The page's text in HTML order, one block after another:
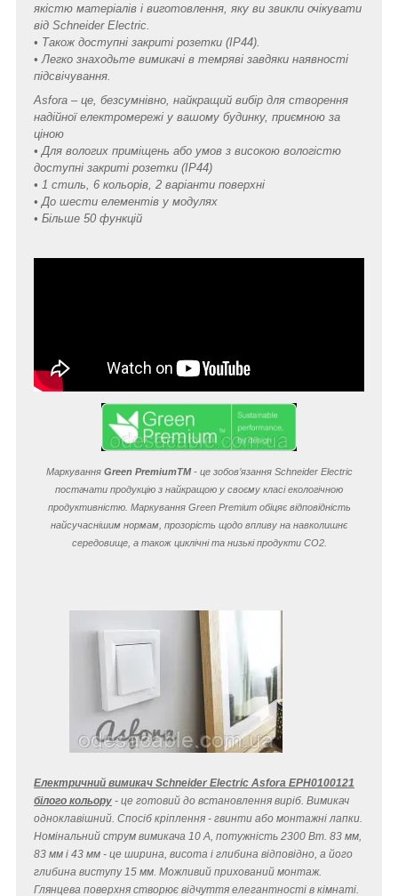
якістю матеріалів і виготовлення, яку ви звикли очікувати
від Schneider Electric.
• Також доступні закриті розетки (IP44).
• Легко знаходьте вимикачі в темряві завдяки наявності
підсвічування.
Asfora – це, безсумнівно, найкращий вибір для створення
надійної електромережі у вашому будинку, приємною за
ціною
• Для вологих приміщень або умов з високою вологістю
доступні закриті розетки (IP44)
• 1 стиль, 6 кольорів, 2 варіанти поверхні
• До шести елементів у модулях
• Більше 50 функцій
Маркування Green PremiumTM- це зобов’язання Schneider Electric
постачати продукцію з найкращою у своєму класі екологічною
продуктивністю. Маркування Green Premium обіцяє відповідність
найсучаснішим нормам, прозорість щодо впливу на навколишнє
середовище, а також циклічні та низькі продукти CO2.
Електричний вимикач Schneider Electric Asfora EPH0100121
білого кольору - це готовий до встановлення виріб. Вимикач
одноклавішний. Спосіб кріплення - гвинти або монтажні лапки.
Номінальний струм вимикача 10 A, потужність 2300 Вт. 83 мм,
83 мм і 43 мм - це ширина, висота і глибина відповідно, а його
глибина виступу 15 мм. Можливий прихований монтаж.
Глянцева поверхня створює відчуття елегантності в кімнаті.